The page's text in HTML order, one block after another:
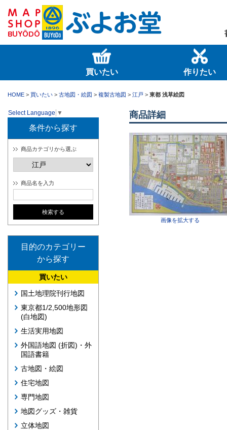
買いたい 作りたい
HOME > 買いたい > 古地図・絵図 > 複製古地図 > 江戸 > 東都 浅草絵図
Select Language ▼
条件から探す
商品カテゴリから選ぶ
商品名を入力
目的のカテゴリー
から探す
買いたい
国土地理院刊行地図
東京都1/2,500地形図
(白地図)
生活実用地図
外国語地図 (折図)・外
国語書籍
古地図・絵図
住宅地図
専門地図
地図グッズ・雑貨
立体地図
商品詳細
画像を拡大する